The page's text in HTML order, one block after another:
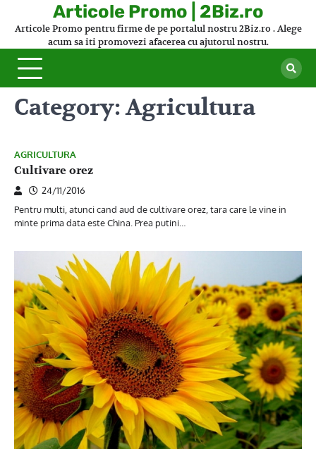
Articole Promo | 2Biz.ro
Articole Promo pentru firme de pe portalul nostru 2Biz.ro . Alege
acum sa iti promovezi afacerea cu ajutorul nostru.
Category:Agricultura
AGRICULTURA
Cultivare orez
24/11/2016
Pentru multi, atunci cand aud de cultivare orez, tara care le vine in
minte prima data este China. Prea putini…